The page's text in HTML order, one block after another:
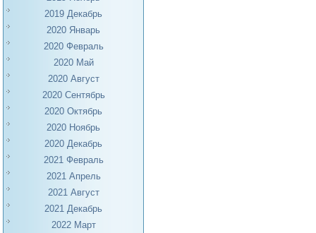
2019 Декабрь
2020 Январь
2020 Февраль
2020 Май
2020 Август
2020 Сентябрь
2020 Октябрь
2020 Ноябрь
2020 Декабрь
2021 Февраль
2021 Апрель
2021 Август
2021 Декабрь
2022 Март